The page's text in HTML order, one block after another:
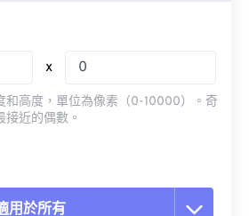
x
和高度，單位為像素（0-10000）。奇
近的偶數。
用於所有